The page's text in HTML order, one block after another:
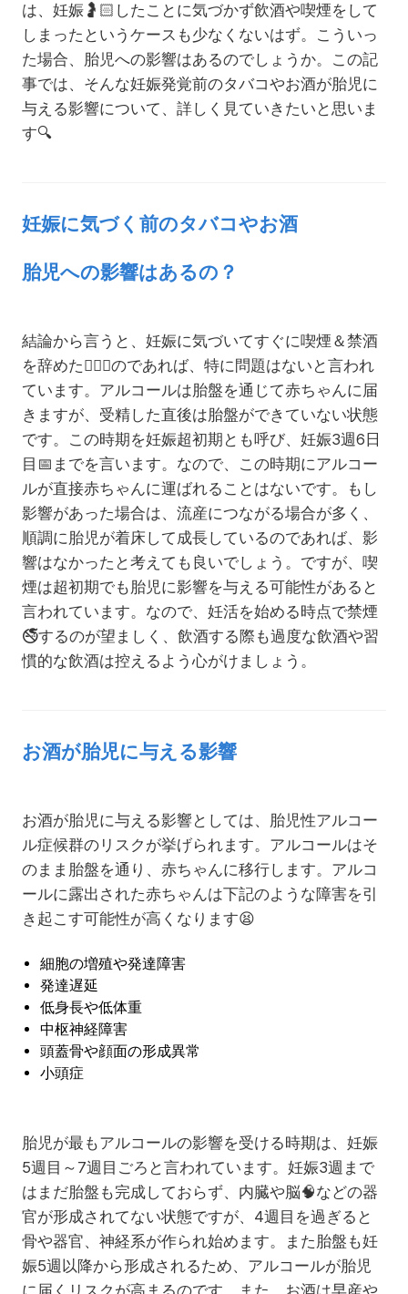
は、妊娠 🤰🏻 したことに気づかず飲酒や喫煙をして
しまったというケースも少なくないはず。こういっ
た場合、胎児への影響はあるのでしょうか。この記
事では、そんな妊娠発覚前のタバコやお酒が胎児に
与える影響について、詳しく見ていきたいと思いま
す🔍
妊娠に気づく前のタバコやお酒
胎児への影響はあるの？
結論から言うと、妊娠に気づいてすぐに喫煙＆禁酒
を辞めた🙅🏻‍♀️のであれば、特に問題はないと言われ
ています。アルコールは胎盤を通じて赤ちゃんに届
きますが、受精した直後は胎盤ができていない状態
です。この時期を妊娠超初期とも呼び、妊娠3週6日
目 📅 までを言います。なので、この時期にアルコー
ルが直接赤ちゃんに運ばれることはないです。もし
影響があった場合は、流産につながる場合が多く、
順調に胎児が着床して成長しているのであれば、影
響はなかったと考えても良いでしょう。ですが、喫
煙は超初期でも胎児に影響を与える可能性があると
言われています。なので、妊活を始める時点で禁煙
🚭するのが望ましく、飲酒する際も過度な飲酒や習
慣的な飲酒は控えるよう心がけましょう。
お酒が胎児に与える影響
お酒が胎児に与える影響としては、胎児性アルコー
ル症候群のリスクが挙げられます。アルコールはそ
のまま胎盤を通り、赤ちゃんに移行します。アルコ
ールに露出された赤ちゃんは下記のような障害を引
き起こす可能性が高くなります😫
細胞の増殖や発達障害
発達遅延
低身長や低体重
中枢神経障害
頭蓋骨や顔面の形成異常
小頭症
胎児が最もアルコールの影響を受ける時期は、妊娠
5週目～7週目ごろと言われています。妊娠3週まで
はまだ胎盤も完成しておらず、内臓や脳🧠などの器
官が形成されてない状態ですが、4週目を過ぎると
骨や器官、神経系が作られ始めます。また胎盤も妊
娠5週以降から形成されるため、アルコールが胎児
に届くリスクが高まるのです。また、お酒は早産や